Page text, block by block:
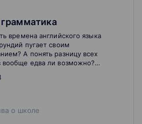
времена английского языка
пугает своим
А понять разницу всех
вообще едва ли возможно?
грамматика не так
о школе